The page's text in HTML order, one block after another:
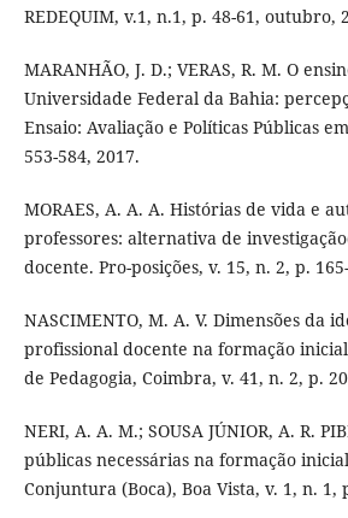
REDEQUIM, v.1, n.1, p. 48-61, outubro,
MARANHÃO, J. D.; VERAS, R. M. O
Universidade Federal da Bahia:
Ensaio: Avaliação e Políticas Públicas
553-584, 2017.
MORAES, A. A. A. Histórias de vida e
professores: alternativa de
docente. Pro-posições, v. 15, n. 2, p.
NASCIMENTO, M. A. V. Dimensões da
profissional docente na formação
de Pedagogia, Coimbra, v. 41, n. 2, p.
NERI, A. A. M.; SOUSA JÚNIOR, A. R.
públicas necessárias na formação
Conjuntura (Boca), Boa Vista, v. 1, n. 1,